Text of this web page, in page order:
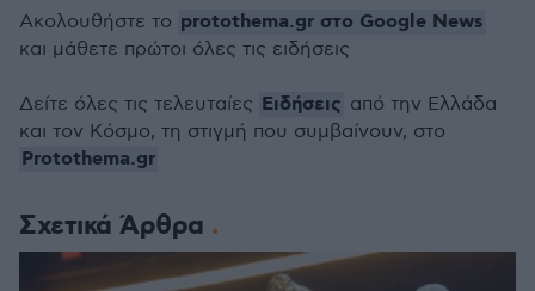
Σχετικά Άρθρα
Ακολουθήστε το protothema.gr στο Google News
και μάθετε πρώτοι όλες τις ειδήσεις
Δείτε όλες τις τελευταίες Ειδήσεις από την Ελλάδα
και τον Κόσμο, τη στιγμή που συμβαίνουν, στο
Protothema.gr